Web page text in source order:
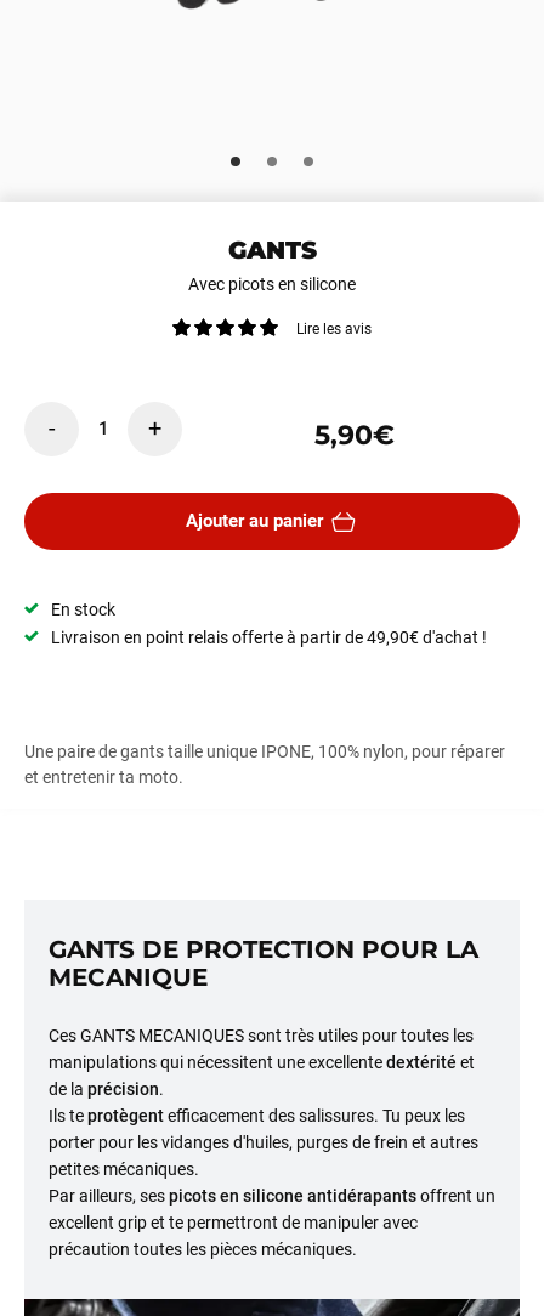
GANTS
Avec picots en silicone
Lire les avis
- 1 + 5,90€
Ajouter au panier
En stock
Livraison en point relais offerte à partir de 49,90€ d'achat !
Une paire de gants taille unique IPONE, 100% nylon, pour réparer
et entretenir ta moto.
GANTS DE PROTECTION POUR LA
MECANIQUE
Ces GANTS MECANIQUES sont très utiles pour toutes les
manipulations qui nécessitent une excellentedextérité et
de la précision.
Ils teprotègentefficacement des salissures. Tu peux les
porter pour les vidanges d'huiles, purges de frein et autres
petites mécaniques.
Par ailleurs, sespicots en silicone antidérapantsoffrent un
excellent grip et te permettront de manipuler avec
précaution toutes les pièces mécaniques.